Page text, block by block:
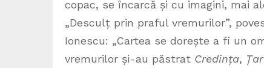
copac, se încarcă și cu imagini, mai
„Desculț prin praful vremurilor”,
Ionescu: „Cartea se dorește a fi un
vremurilor și-au păstrat Credința,